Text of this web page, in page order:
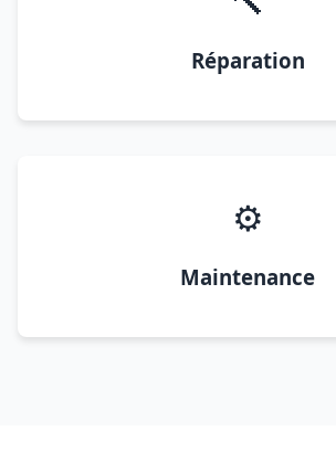
Réparation
⚙️
Maintenance